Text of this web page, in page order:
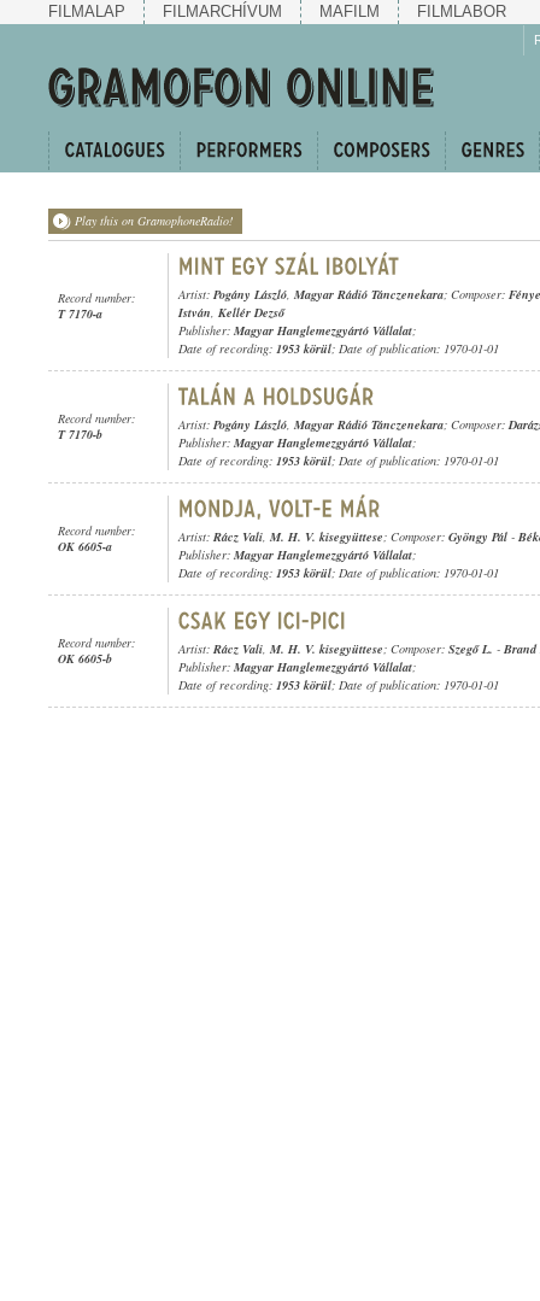
FILMALAP FILMARCHÍVUM MAFILM FILMLABOR
Play this on GramophoneRadio!
Record number:
T 7170-a
Artist: Pogány László, Magyar Rádió Tánczenekara; Composer:
István, Kellér Dezső
Publisher: Magyar Hanglemezgyártó Vállalat;
Date of recording: 1953 körül; Date of publication: 1970-01-01
Record number:
T 7170-b
Artist: Pogány László, Magyar Rádió Tánczenekara; Composer:
Publisher: Magyar Hanglemezgyártó Vállalat;
Date of recording: 1953 körül; Date of publication: 1970-01-01
Record number:
OK 6605-a
Artist: Rácz Vali, M. H. V. kisegyüttese; Composer: Gyöngy Pál -
Publisher: Magyar Hanglemezgyártó Vállalat;
Date of recording: 1953 körül; Date of publication: 1970-01-01
Record number:
OK 6605-b
Artist: Rácz Vali, M. H. V. kisegyüttese; Composer: Szegő L. - Brand
Publisher: Magyar Hanglemezgyártó Vállalat;
Date of recording: 1953 körül; Date of publication: 1970-01-01